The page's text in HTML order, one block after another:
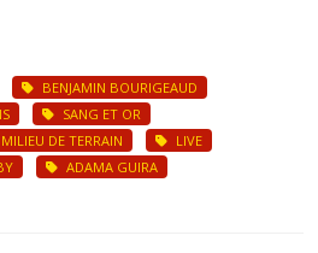
BENJAMIN BOURIGEAUD
SANG ET OR
MILIEU DE TERRAIN
LIVE
ADAMA GUIRA